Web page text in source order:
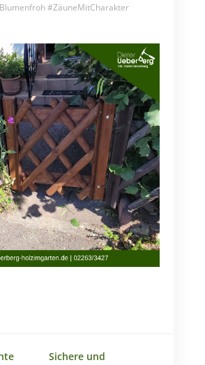
#ZäuneMitCharakter
Sichere und